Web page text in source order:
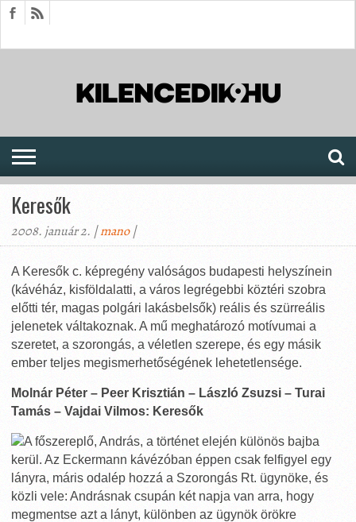
Keresők
2008. január 2. |mano|
A Keresők c. képregény valóságos budapesti helyszínein
(kávéház, kisföldalatti, a város legrégebbi köztéri szobra
előtti tér, magas polgári lakásbelsők) reális és szürreális
jelenetek váltakoznak. A mű meghatározó motívumai a
szeretet, a szorongás, a véletlen szerepe, és egy másik
ember teljes megismerhetőségének lehetetlensége.
Molnár Péter – Peer Krisztián – László Zsuzsi – Turai
Tamás – Vajdai Vilmos: Keresők
A főszereplő, András, a történet elején különös bajba
kerül. Az Eckermann kávézóban éppen csak felfigyel egy
lányra, máris odalép hozzá a Szorongás Rt. ügynöke, és
közli vele: Andrásnak csupán két napja van arra, hogy
megmentse azt a lányt, különben az ügynök örökre